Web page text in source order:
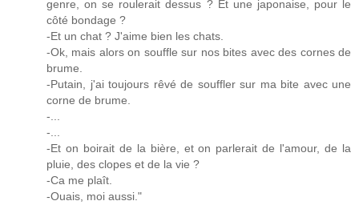
genre, on se roulerait dessus ? Et une japonaise, pour le
côté bondage ?
-Et un chat ? J'aime bien les chats.
-Ok, mais alors on souffle sur nos bites avec des cornes de
brume.
-Putain, j'ai toujours rêvé de souffler sur ma bite avec une
corne de brume.
-...
-...
-Et on boirait de la bière, et on parlerait de l'amour, de la
pluie, des clopes et de la vie ?
-Ca me plaît.
-Ouais, moi aussi."